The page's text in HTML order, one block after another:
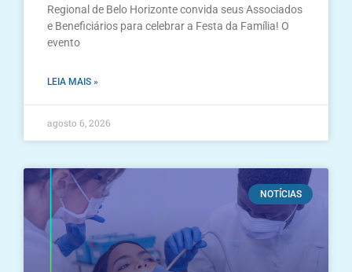
Regional de Belo Horizonte convida seus Associados
e Beneficiários para celebrar a Festa da Família! O
evento
LEIA MAIS »
agosto 6, 2026
NOTÍCIAS